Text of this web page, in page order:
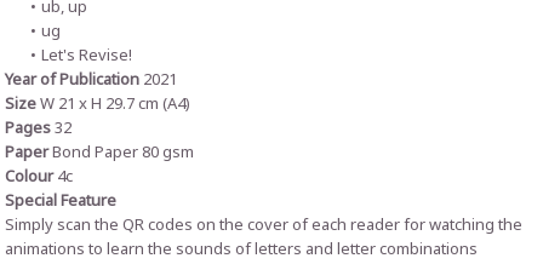
ub, up
ug
Let's Revise!
Year of Publication 2021
SizeW 21 x H 29.7 cm (A4)
Pages32
PaperBond Paper 80 gsm
Colour4c
Special Feature
Simply scan the QR codes on the cover of each reader for watching the
animations to learn the sounds of letters and letter combinations